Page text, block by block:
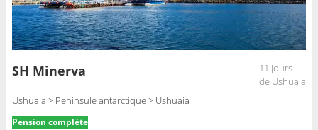
SH Minerva
11 jours
de Ushuaia
Ushuaia > Peninsule antarctique > Ushuaia
Pension complète